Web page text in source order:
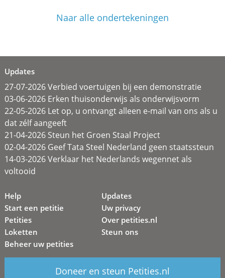
Naar alle ondertekeningen
Updates
27-07-2026 Verbied voertuigen bij een demonstratie
03-06-2026 Erken thuisonderwijs als onderwijsvorm
22-05-2026 Let op, u ontvangt alleen e-mail van ons als u
dat zélf aangeeft
21-04-2026 Steun het Groen Staal Project
02-04-2026 Geef Tata Steel Nederland geen staatssteun
14-03-2026 Verklaar het Nederlands wegennet als
voltooid
Help
Start een petitie
Petities
Loketten
Beheer uw petities
Updates
Uw privacy
Over petities.nl
Steun ons
Doneer en steun Petities.nl